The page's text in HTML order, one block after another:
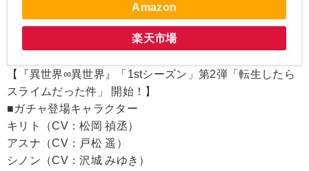
Amazon
楽天市場
【『異世界∞異世界』「1stシーズン」第2弾「転生したら
スライムだった件」 開始！】
■ガチャ登場キャラクター
キリト（CV：松岡 禎丞）
アスナ（CV：戸松 遥）
シノン（CV：沢城 みゆき）